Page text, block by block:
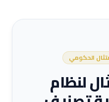
الحكومي
لنظام